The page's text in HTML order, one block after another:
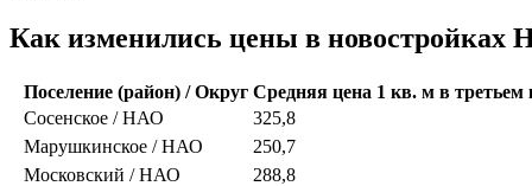
Как изменились цены в новостройках
Поселение (район) / Округ Средняя цена 1 кв. м в третьем
Сосенское / НАО
325,8
Марушкинское / НАО
250,7
Московский / НАО
288,8